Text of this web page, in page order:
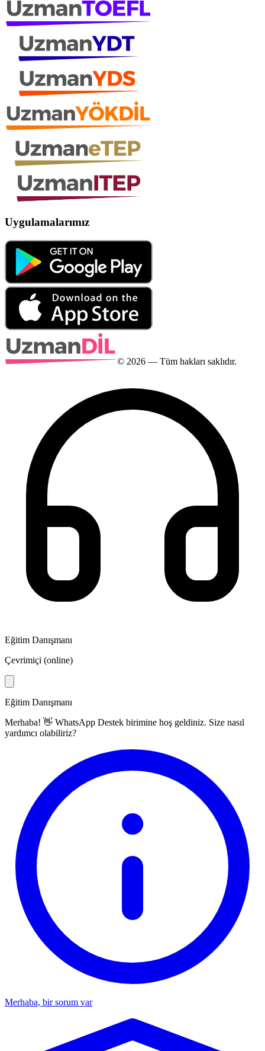
Uygulamalarımız
© 2026 — Tüm hakları saklıdır.
Eğitim Danışmanı
Çevrimiçi (online)
Eğitim Danışmanı
Merhaba! 👋 WhatsApp Destek birimine hoş geldiniz. Size nasıl
yardımcı olabiliriz?
Merhaba, bir sorum var